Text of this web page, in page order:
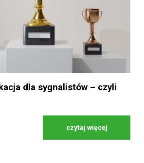
dla sygnalistów – czyli
czytaj więcej